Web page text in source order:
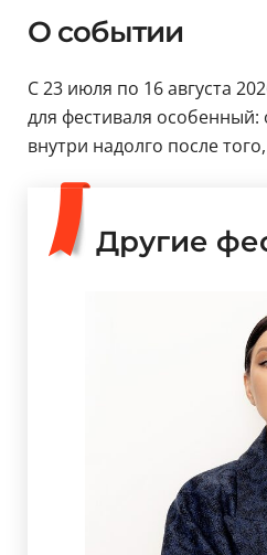
О событии
С 23 июля по 16 августа
для фестиваля
внутри надолго после
Другие